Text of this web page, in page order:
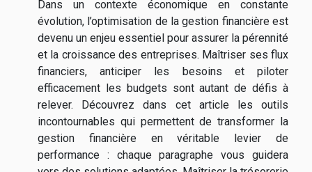
Dans un contexte économique en constante
évolution, l’optimisation de la gestion financière est
devenu un enjeu essentiel pour assurer la pérennité
et la croissance des entreprises. Maîtriser ses flux
financiers, anticiper les besoins et piloter
efficacement les budgets sont autant de défis à
relever. Découvrez dans cet article les outils
incontournables qui permettent de transformer la
gestion financière en véritable levier de
performance : chaque paragraphe vous guidera